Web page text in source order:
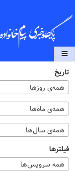
تاریخ
همه‌ی روزها
همه‌ی ماه‌ها
همه‌ی سال‌ها
فیلترها
همه سرویس‌ها